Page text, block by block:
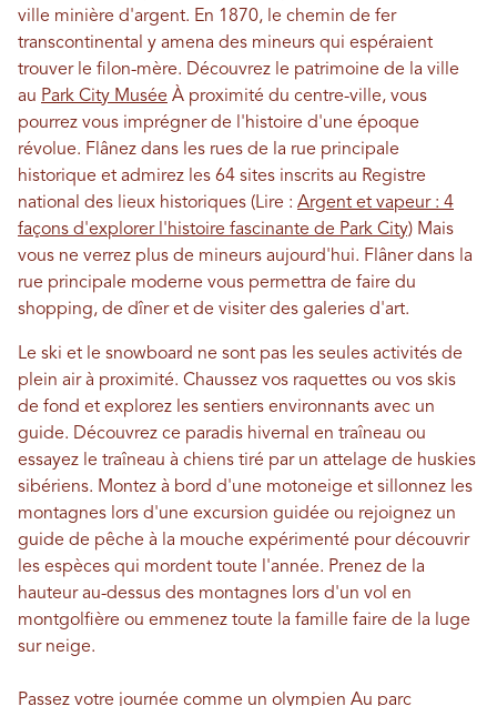
ville minière d'argent. En 1870, le chemin de fer
transcontinental y amena des mineurs qui espéraient
trouver le filon-mère. Découvrez le patrimoine de la ville
au Park City Musée À proximité du centre-ville, vous
pourrez vous imprégner de l'histoire d'une époque
révolue. Flânez dans les rues de la rue principale
historique et admirez les 64 sites inscrits au Registre
national des lieux historiques (Lire : Argent et vapeur : 4
façons d'explorer l'histoire fascinante de Park City) Mais
vous ne verrez plus de mineurs aujourd'hui. Flâner dans la
rue principale moderne vous permettra de faire du
shopping, de dîner et de visiter des galeries d'art.
Le ski et le snowboard ne sont pas les seules activités de
plein air à proximité. Chaussez vos raquettes ou vos skis
de fond et explorez les sentiers environnants avec un
guide. Découvrez ce paradis hivernal en traîneau ou
essayez le traîneau à chiens tiré par un attelage de huskies
sibériens. Montez à bord d'une motoneige et sillonnez les
montagnes lors d'une excursion guidée ou rejoignez un
guide de pêche à la mouche expérimenté pour découvrir
les espèces qui mordent toute l'année. Prenez de la
hauteur au-dessus des montagnes lors d'un vol en
montgolfière ou emmenez toute la famille faire de la luge
sur neige.
Passez votre journée comme un olympien Au parc